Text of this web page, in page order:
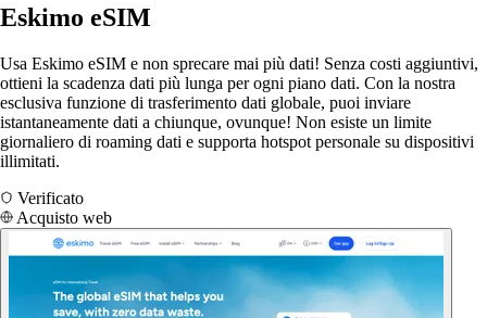
Eskimo eSIM
Usa Eskimo eSIM e non sprecare mai più dati! Senza costi aggiuntivi,
ottieni la scadenza dati più lunga per ogni piano dati. Con la nostra
esclusiva funzione di trasferimento dati globale, puoi inviare
istantaneamente dati a chiunque, ovunque! Non esiste un limite
giornaliero di roaming dati e supporta hotspot personale su dispositivi
illimitati.
Verificato
Acquisto web